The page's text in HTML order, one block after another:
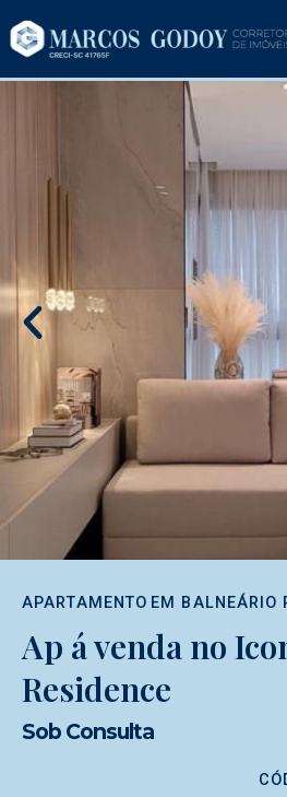
APARTAMENTO EM BALNEÁRIO
Ap á venda no
Residence
Sob Consulta